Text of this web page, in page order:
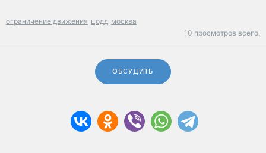
ограничение движения цодд москва
10 просмотров всего.
ОБСУДИТЬ